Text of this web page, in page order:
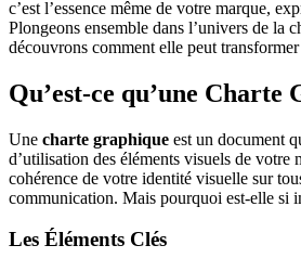
c’est l’essence même de votre marque,
Plongeons ensemble dans l’univers de la
découvrons comment elle peut
Qu’est-ce qu’une Charte
Une charte graphique est un document
d’utilisation des éléments visuels de votre
cohérence de votre identité visuelle sur
communication. Mais pourquoi est-elle si
Les Éléments Clés